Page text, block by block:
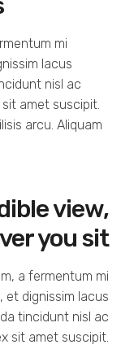
mi
lacus
nisl ac
amet suscipit.
arcu. Aliquam
view,
you sit
a fermentum mi
et dignissim lacus
tincidunt nisl ac
sit amet suscipit.